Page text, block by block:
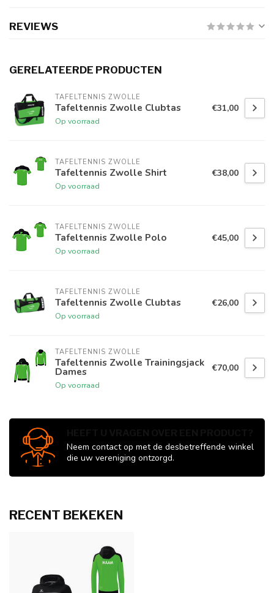
REVIEWS
GERELATEERDE PRODUCTEN
TAFELTENNIS ZWOLLE
Tafeltennis Zwolle Clubtas
Op voorraad
€31,00
TAFELTENNIS ZWOLLE
Tafeltennis Zwolle Shirt
Op voorraad
€38,00
TAFELTENNIS ZWOLLE
Tafeltennis Zwolle Polo
Op voorraad
€45,00
TAFELTENNIS ZWOLLE
Tafeltennis Zwolle Clubtas
Op voorraad
€26,00
TAFELTENNIS ZWOLLE
Tafeltennis Zwolle Trainingsjack
Dames
Op voorraad
€70,00
Neem contact op met de desbetreffende winkel
die uw vereniging ontzorgd.
RECENT BEKEKEN